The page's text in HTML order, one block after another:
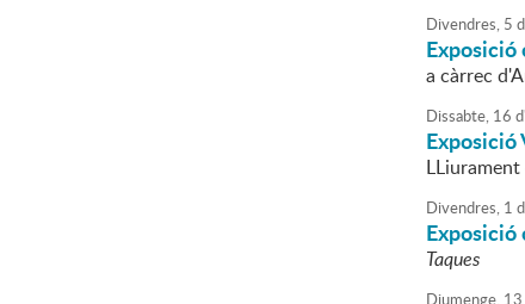
Divendres, 5
Exposició
a càrrec
Dissabte, 16 d'
Exposició
Divendres, 1
Exposició
Taques
Diumenge, 13